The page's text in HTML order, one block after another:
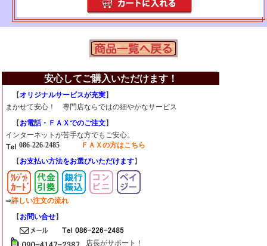
安心してご購入いただけます！
【オリジナルサービスが充実】
まかせて安心！ 専門店ならではの細やかなサービス
【 お電話・ＦＡＸでのご注文】
インターネットが苦手な方でもご安心。
086-226-2485
ＦＡＸの方はこちら
【 お支払い方法をお選びいただけます】
⇒詳しい注文の流れ
【 お問い合せ】
店長がサポート！